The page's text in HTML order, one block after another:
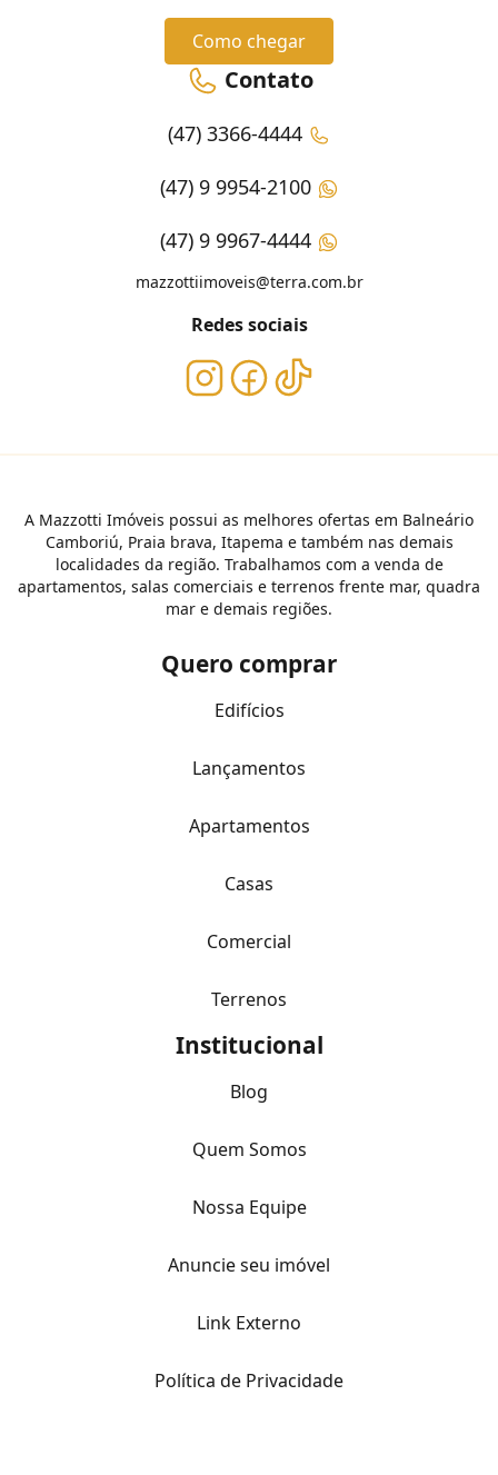
Como chegar
Contato
(47) 3366-4444
(47) 9 9954-2100
(47) 9 9967-4444
mazzottiimoveis@terra.com.br
Redes sociais
A Mazzotti Imóveis possui as melhores ofertas em Balneário
Camboriú, Praia brava, Itapema e também nas demais
localidades da região. Trabalhamos com a venda de
apartamentos, salas comerciais e terrenos frente mar, quadra
mar e demais regiões.
Quero comprar
Edifícios
Lançamentos
Apartamentos
Casas
Comercial
Terrenos
Institucional
Blog
Quem Somos
Nossa Equipe
Anuncie seu imóvel
Link Externo
Política de Privacidade